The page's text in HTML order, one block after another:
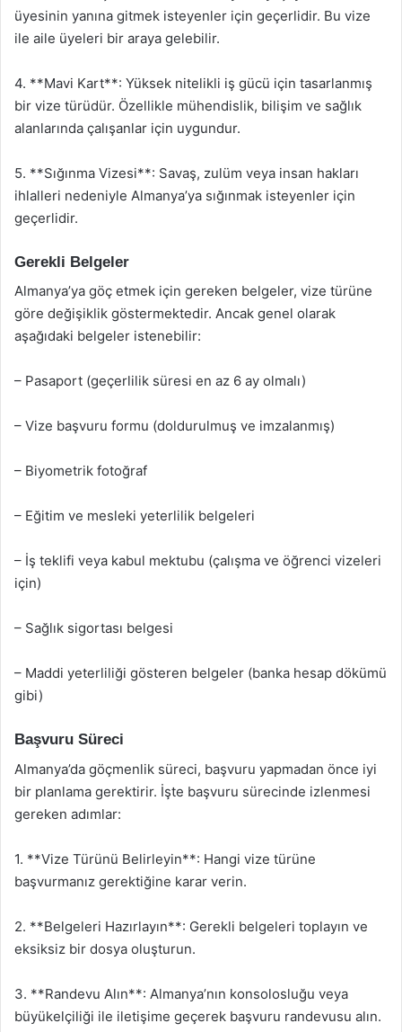
üyesinin yanına gitmek isteyenler için geçerlidir. Bu vize
ile aile üyeleri bir araya gelebilir.
4. **Mavi Kart**: Yüksek nitelikli iş gücü için tasarlanmış
bir vize türüdür. Özellikle mühendislik, bilişim ve sağlık
alanlarında çalışanlar için uygundur.
5. **Sığınma Vizesi**: Savaş, zulüm veya insan hakları
ihlalleri nedeniyle Almanya’ya sığınmak isteyenler için
geçerlidir.
Gerekli Belgeler
Almanya’ya göç etmek için gereken belgeler, vize türüne
göre değişiklik göstermektedir. Ancak genel olarak
aşağıdaki belgeler istenebilir:
– Pasaport (geçerlilik süresi en az 6 ay olmalı)
– Vize başvuru formu (doldurulmuş ve imzalanmış)
– Biyometrik fotoğraf
– Eğitim ve mesleki yeterlilik belgeleri
– İş teklifi veya kabul mektubu (çalışma ve öğrenci vizeleri
için)
– Sağlık sigortası belgesi
– Maddi yeterliliği gösteren belgeler (banka hesap dökümü
gibi)
Başvuru Süreci
Almanya’da göçmenlik süreci, başvuru yapmadan önce iyi
bir planlama gerektirir. İşte başvuru sürecinde izlenmesi
gereken adımlar:
1. **Vize Türünü Belirleyin**: Hangi vize türüne
başvurmanız gerektiğine karar verin.
2. **Belgeleri Hazırlayın**: Gerekli belgeleri toplayın ve
eksiksiz bir dosya oluşturun.
3. **Randevu Alın**: Almanya’nın konsolosluğu veya
büyükelçiliği ile iletişime geçerek başvuru randevusu alın.